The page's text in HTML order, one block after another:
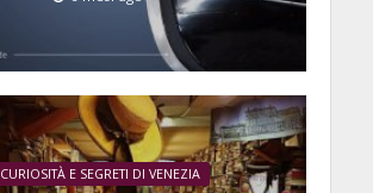
CURIOSITÀ E SEGRETI DI VENEZIA